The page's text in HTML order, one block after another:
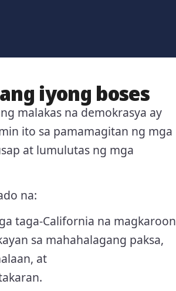
iyong boses
malakas na demokrasya ay
ito sa pamamagitan ng mga
at lumulutas ng mga
na:
taga-California na magkaroon
sa mahahalagang paksa,
at